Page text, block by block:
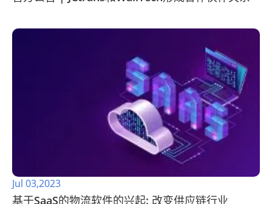
Jul 03,2023
基于SaaS的物流软件的兴起: 改变供应链行业